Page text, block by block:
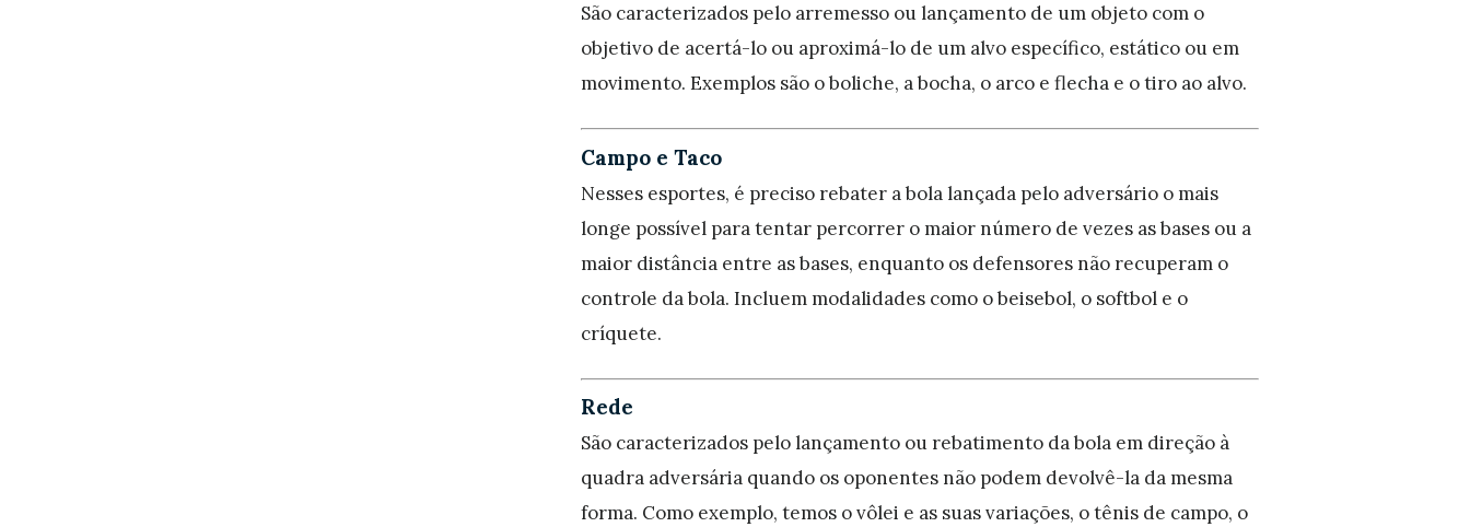
São caracterizados pelo arremesso ou lançamento de um objeto com o
objetivo de acertá-lo ou aproximá-lo de um alvo específico, estático ou em
movimento. Exemplos são o boliche, a bocha, o arco e flecha e o tiro ao alvo.
Campo e Taco
Nesses esportes, é preciso rebater a bola lançada pelo adversário o mais
longe possível para tentar percorrer o maior número de vezes as bases ou a
maior distância entre as bases, enquanto os defensores não recuperam o
controle da bola. Incluem modalidades como o beisebol, o softbol e o
críquete.
Rede
São caracterizados pelo lançamento ou rebatimento da bola em direção à
quadra adversária quando os oponentes não podem devolvê-la da mesma
forma. Como exemplo, temos o vôlei e as suas variações, o tênis de campo, o